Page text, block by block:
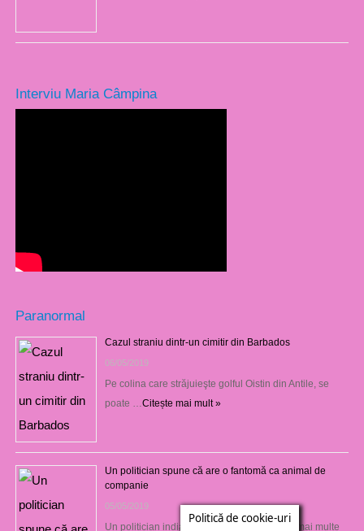
Interviu Maria Câmpina
Paranormal
Cazul straniu dintr-un cimitir din Barbados
06/05/2019
Pe colina care străjuieşte golful Oistin din Antile, se
poate … Citește mai mult »
Un politician spune că are o fantomă ca animal de
companie
05/05/2019
Un politician indian controversat implicat în mai multe
Politică de cookie-uri